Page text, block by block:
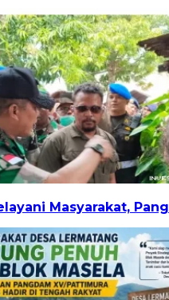
Masyarakat,